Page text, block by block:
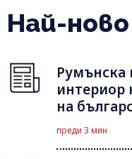
Най-ново
Румънска
интериор
на
преди 3 мин